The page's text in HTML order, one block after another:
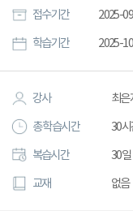
접수기간 2025-
학습기간 2025-
강사 최은
총 학습시간 30시
복습시간 30일
교재 없음